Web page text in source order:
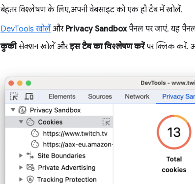
बेहतर विश्लेषण के लिए, अपनी वेबसाइट को एक ही टैब में खोलें.
DevTools खोलें और Privacy Sandboxपैनल पर जाएं. यह
कुकीसेक्शन खोलें औरइस टैब का विश्लेषण करेंपर क्लिक करें.